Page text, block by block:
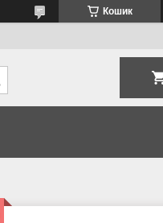
Кошик